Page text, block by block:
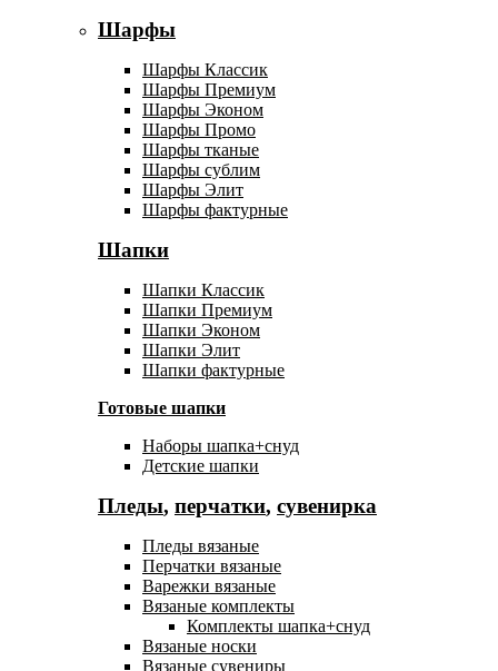
Шарфы
Шарфы Классик
Шарфы Премиум
Шарфы Эконом
Шарфы Промо
Шарфы тканые
Шарфы сублим
Шарфы Элит
Шарфы фактурные
Шапки
Шапки Классик
Шапки Премиум
Шапки Эконом
Шапки Элит
Шапки фактурные
Готовые шапки
Наборы шапка+снуд
Детские шапки
Пледы, перчатки, сувенирка
Пледы вязаные
Перчатки вязаные
Варежки вязаные
Вязаные комплекты
Комплекты шапка+снуд
Вязаные носки
Вязаные сувениры